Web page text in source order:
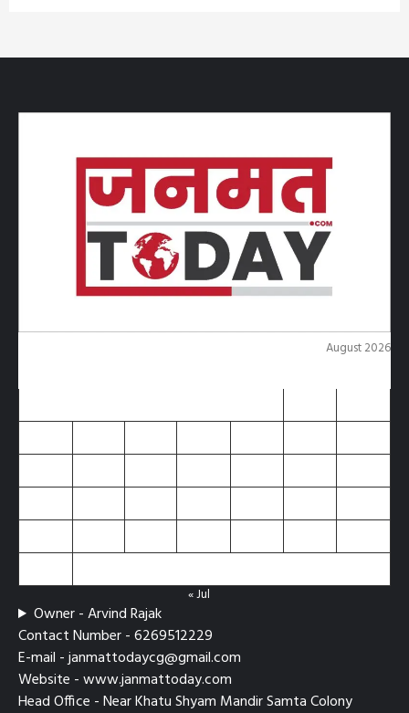
August 2026
« Jul
Owner - Arvind Rajak
Contact Number - 6269512229
E-mail - janmattodaycg@gmail.com
Website - www.janmattoday.com
Head Office - Near Khatu Shyam Mandir Samta Colony